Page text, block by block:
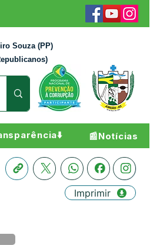
Souza (PP)
📰Notícias
Imprimir